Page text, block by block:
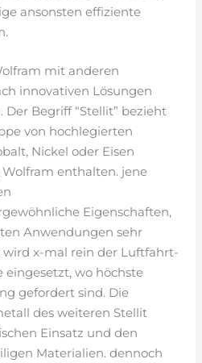
ansonsten effiziente
mit anderen
innovativen Lösungen
Begriff “Stellit” bezieht
von hochlegierten
Nickel oder Eisen
enthalten. jene
Eigenschaften,
Anwendungen sehr
x-mal rein der Luftfahrt-
wo höchste
gefordert sind. Die
des weiteren Stellit
Einsatz und den
Materialien. dennoch